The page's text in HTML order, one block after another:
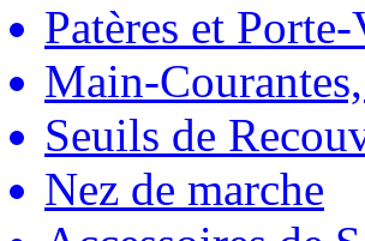
Patères et
Main-
Seuils de
Nez de marche